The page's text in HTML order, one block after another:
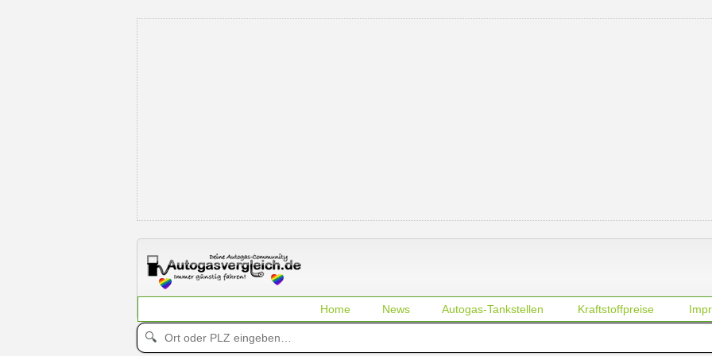
Home News Autogas-Tankstellen Kraftstoffpreise
🔍